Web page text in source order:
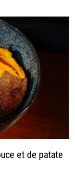
et de patate